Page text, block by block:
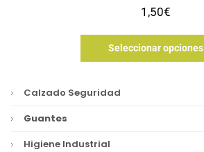
Calzado Seguridad
Guantes
Higiene Industrial
1,50€
Seleccionar opciones